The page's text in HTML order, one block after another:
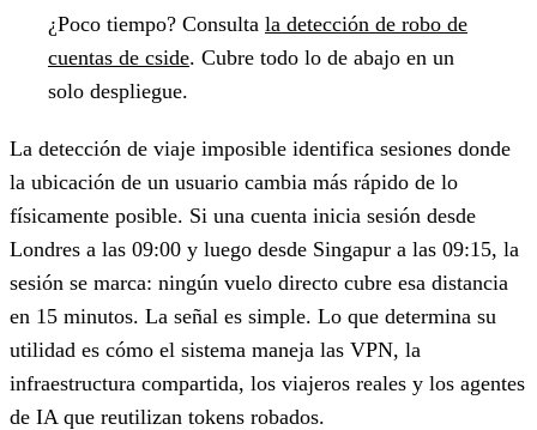
¿Poco tiempo? Consulta la detección de robo de
cuentas de cside. Cubre todo lo de abajo en un
solo despliegue.
La detección de viaje imposible identifica sesiones donde
la ubicación de un usuario cambia más rápido de lo
físicamente posible. Si una cuenta inicia sesión desde
Londres a las 09:00 y luego desde Singapur a las 09:15, la
sesión se marca: ningún vuelo directo cubre esa distancia
en 15 minutos. La señal es simple. Lo que determina su
utilidad es cómo el sistema maneja las VPN, la
infraestructura compartida, los viajeros reales y los agentes
de IA que reutilizan tokens robados.